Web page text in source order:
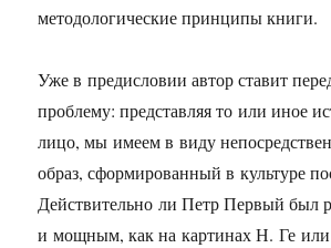
методологические принципы книги.
Уже в предисловии автор ставит
проблему: представляя то или иное
лицо, мы имеем в виду
образ, сформированный в культуре
Действительно ли Петр Первый был
и мощным, как на картинах Н. Ге